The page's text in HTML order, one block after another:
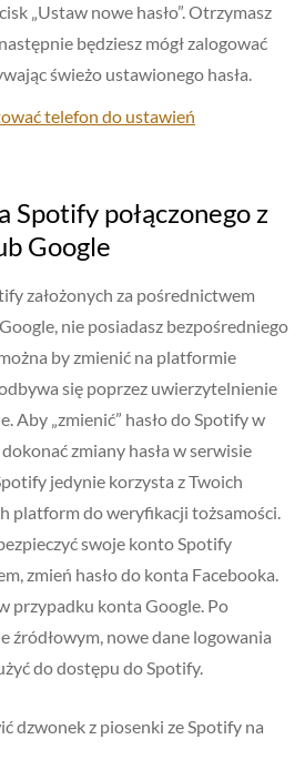
„Ustaw nowe hasło”. Otrzymasz
będziesz mógł zalogować
świeżo ustawionego hasła.
telefon do ustawień
Spotify połączonego z
Google
założonych za pośrednictwem
nie posiadasz bezpośredniego
by zmienić na platformie
się poprzez uwierzytelnienie
Aby „zmienić” hasło do Spotify w
zmiany hasła w serwisie
jedynie korzysta z Twoich
platform do weryfikacji tożsamości.
swoje konto Spotify
zmień hasło do konta Facebooka.
przypadku konta Google. Po
źródłowym, nowe dane logowania
do dostępu do Spotify.
dzwonek z piosenki ze Spotify na